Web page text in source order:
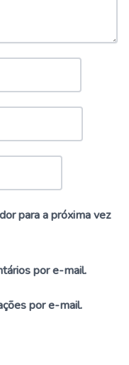
para a próxima vez
por e-mail.
por e-mail.